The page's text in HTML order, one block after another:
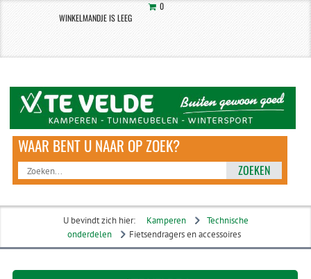
0
WINKELMANDJE IS LEEG
ZOEKEN
U bevindt zich hier: Kamperen
Technische
onderdelen
Fietsendragers en accessoires